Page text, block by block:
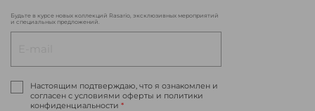
Будьте в курсе новых коллекций Rasario, эксклюзивных мероприятий
и специальных предложений.
Настоящим подтверждаю, что я ознакомлен и
согласен с условиями оферты и политики
конфиденциальности *